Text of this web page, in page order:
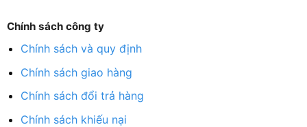
Chính sách công ty
Chính sách và quy định
Chính sách giao hàng
Chính sách đổi trả hàng
Chính sách khiếu nại